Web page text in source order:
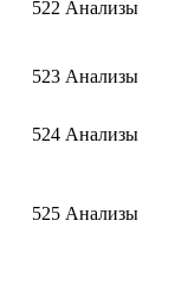
522 Анализы
523 Анализы
524 Анализы
525 Анализы